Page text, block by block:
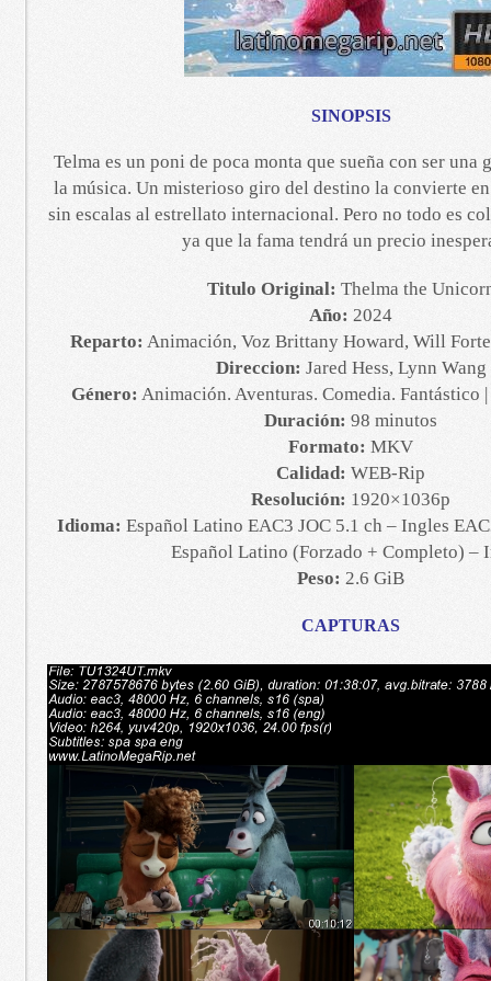
SINOPSIS
Telma es un poni de poca monta que sueña con ser una
la música. Un misterioso giro del destino la convierte
sin escalas al estrellato internacional. Pero no todo es
ya que la fama tendrá un precio
Titulo Original: Thelma the
Año: 2024
Reparto: Animación, Voz Brittany Howard, Will
Direccion: Jared Hess, Lynn Wang
Género: Animación. Aventuras. Comedia. Fantástico
Duración: 98 minutos
Formato: MKV
Calidad: WEB-Rip
Resolución: 1920×1036p
Idioma: Español Latino EAC3 JOC 5.1 ch – Ingles
Español Latino (Forzado + Completo) –
Peso: 2.6 GiB
CAPTURAS